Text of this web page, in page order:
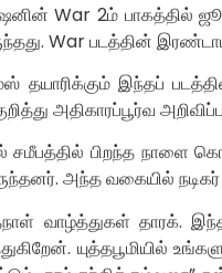
War 2ம் பாகத்தில்
War படத்தின்
தயாரிக்கும் இந்தப்
அதிகாரப்பூர்வ
சமீபத்தில் பிறந்த நாளை
அந்த வகையில்
வாழ்த்துகள் தாரக்.
யுத்தபூமியில்